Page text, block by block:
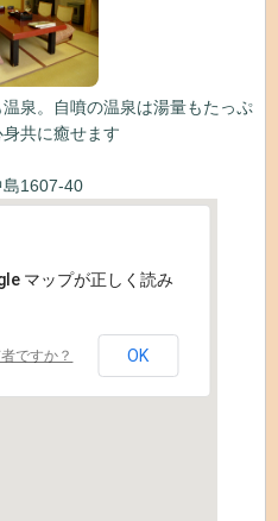
泉。自噴の温泉は湯量もたっぷ
共に癒せます
島1607-40
マップが正しく読み
ですか？ OK